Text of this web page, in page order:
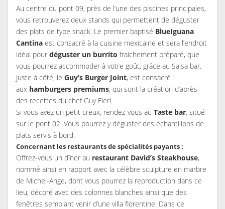
Au centre du pont 09, près de l’une des piscines principales,
vous retrouverez deux stands qui permettent de déguster
des plats de type snack. Le premier baptisé BlueIguana
Cantina est consacré à la cuisine mexicaine et sera l’endroit
idéal pour déguster un burrito fraichement préparé, que
vous pourrez accommoder à votre goût, grâce au Salsa bar.
Juste à côté, le Guy’s Burger Joint, est consacré
aux hamburgers premiums, qui sont la création d’après
des recettes du chef Guy Fieri.
Si vous avez un petit creux, rendez-vous au Taste bar, situé
sur le pont 02. Vous pourrez y déguster des échantillons de
plats servis à bord.
Concernant les restaurants de spécialités payants :
Offrez-vous un dîner au restaurant David’s Steakhouse,
nommé ainsi en rapport avec la célèbre sculpture en marbre
de Michel-Ange, dont vous pourrez la reproduction dans ce
lieu, décoré avec des colonnes blanches ainsi que des
fenêtres semblant venir d’une villa florentine. Dans ce